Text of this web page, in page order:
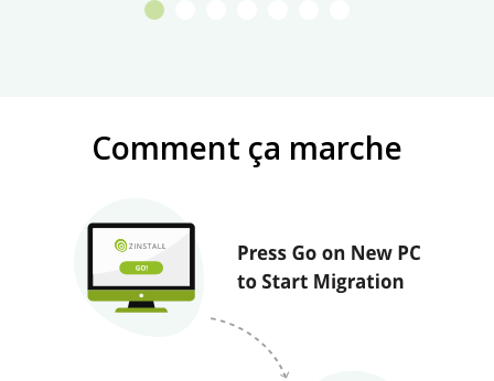
Comment ça marche